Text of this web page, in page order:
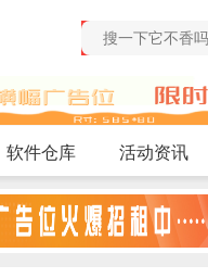
软件仓库 活动资讯